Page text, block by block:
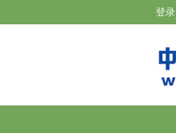
登录